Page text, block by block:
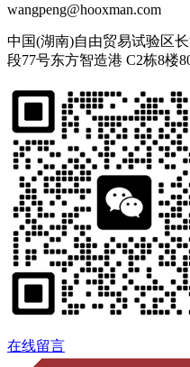
wangpeng@hooxman.com
中国(湖南)自由贸易试验区
段77号东方智造港 C2栋8楼
在线留言